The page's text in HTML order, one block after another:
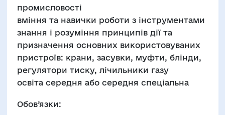
промисловості
вміння та навички роботи з інструментами
знання і розуміння принципів дії та
призначення основних використовуваних
пристроїв: крани, засувки, муфти, блінди,
регулятори тиску, лічильники газу
освіта середня або середня спеціальна
Обов’язки: